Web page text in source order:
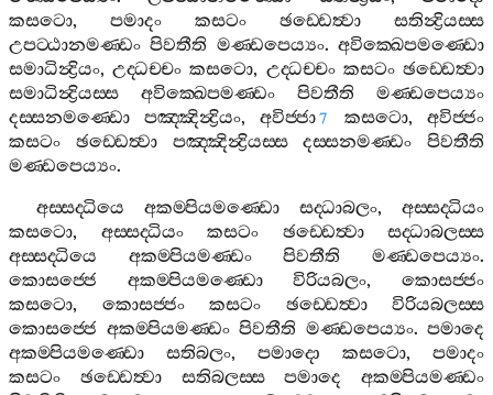
කසටො, පමාදං කසටං ඡඩ‍්ඩෙත්‍වා
සතින්‍ද්‍රියස‍්ස
උපට‍්ඨානමණ‍්ඩං පිවතීති මණ‍්ඩපෙය්‍යං.අවික‍්ඛෙපමණ‍්ඩො
සමාධින්‍ද්‍රියං,උද‍්ධච‍්චං කසටො, උද‍්ධච‍්චං කසටං ඡඩ‍්ඩෙත්‍වා
සමාධින්‍ද්‍රියස‍්ස
අවික‍්ඛෙපමණ‍්ඩං පිවතීති
මණ‍්ඩපෙය්‍යං
දස‍්සනමණ‍්ඩො
පඤ‍්ඤින්‍ද්‍රියං, අවිජ‍්ජා7 කසටො, අවිජ‍්ජං
කසටං
ඡඩ‍්ඩෙත්‍වා පඤ‍්ඤින්‍ද්‍රියස‍්ස දස‍්සනමණ‍්ඩං
පිවතීති
මණ‍්ඩපෙය්‍යං.
අස‍්සද‍්ධියෙ
අකම‍්පියමණ‍්ඩො සද‍්ධාබලං, අස‍්සද‍්ධියං
කසටො, අස‍්සද‍්ධියං කසටං ඡඩ‍්ඩෙත්‍වා
සද‍්ධාබලස‍්ස
අස‍්සද‍්ධියෙ
අකම‍්පියමණ‍්ඩං පිවතීති මණ‍්ඩපෙය්‍යං.
කොසජ‍්ජෙ
අකම‍්පියමණ‍්ඩො විරියබලං,කොසජ‍්ජං
කසටො, කොසජ‍්ජං කසටං ඡඩ‍්ඩෙත්‍වා
විරියබලස‍්ස
කොසජ‍්ජෙ අකම‍්පියමණ‍්ඩං පිවතීති මණ‍්ඩපෙය්‍යං. පමාදෙ
අකම‍්පියමණ‍්ඩො
සතිබලං, පමාදො කසටො, පමාදං
කසටං
ඡඩ‍්ඩෙත්‍වා සතිබලස‍්ස පමාදෙ
අකම‍්පියමණ‍්ඩං